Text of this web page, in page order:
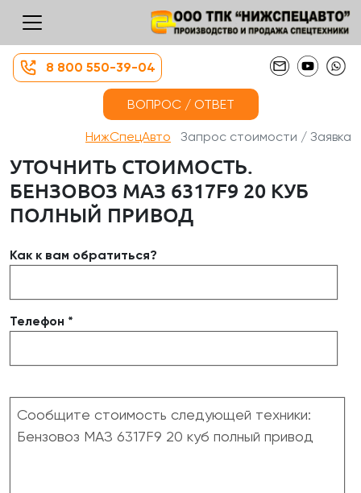
8 800 550-39-04
ВОПРОС / ОТВЕТ
НижСпецАвто Запрос стоимости / Заявка
УТОЧНИТЬ СТОИМОСТЬ.
БЕНЗОВОЗ МАЗ 6317F9 20 КУБ
ПОЛНЫЙ ПРИВОД
Как к вам обратиться?
Телефон *